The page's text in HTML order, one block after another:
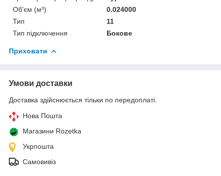
Об'єм (м³)
0.024000
Тип
11
Тип підключення
Бокове
Приховати
Умови доставки
Доставка здійснюється тільки по передоплаті.
Нова Пошта
Магазини Rozetka
Укрпошта
Самовивіз